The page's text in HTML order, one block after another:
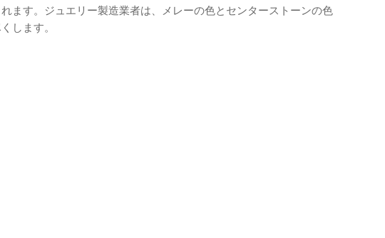
ます。ジュエリー製造業者は、メレーの色とセンターストーンの色
します。